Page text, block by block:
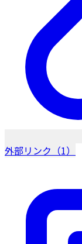
外部リンク（1）